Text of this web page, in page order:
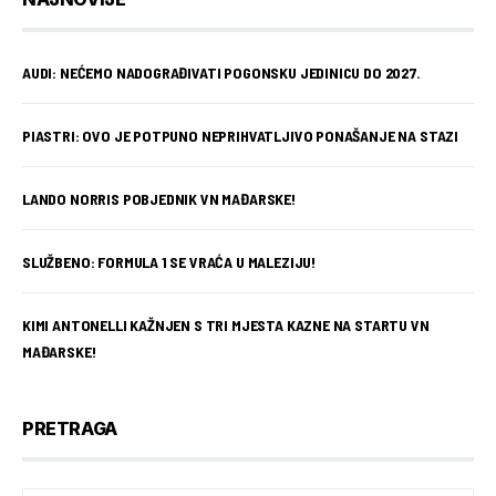
AUDI: NEĆEMO NADOGRAĐIVATI POGONSKU JEDINICU DO 2027.
PIASTRI: OVO JE POTPUNO NEPRIHVATLJIVO PONAŠANJE NA STAZI
LANDO NORRIS POBJEDNIK VN MAĐARSKE!
SLUŽBENO: FORMULA 1 SE VRAĆA U MALEZIJU!
KIMI ANTONELLI KAŽNJEN S TRI MJESTA KAZNE NA STARTU VN
MAĐARSKE!
PRETRAGA